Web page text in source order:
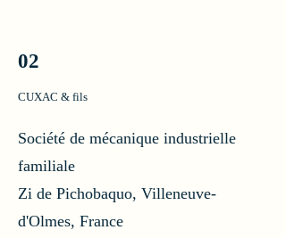
02
CUXAC & fils
Société de mécanique industrielle
familiale
Zi de Pichobaquo, Villeneuve-
d'Olmes, France